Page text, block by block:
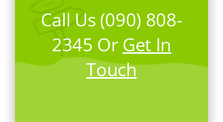
Call Us (090) 808-
2345 Or Get In
Touch